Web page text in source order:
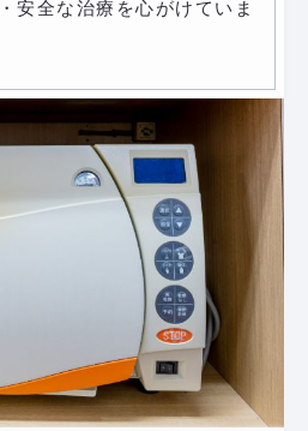
安全な治療を心がけていま